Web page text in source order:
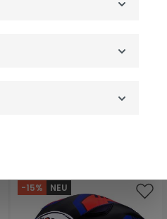
-15% NEU